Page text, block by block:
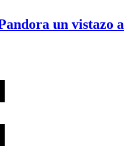
un vistazo a